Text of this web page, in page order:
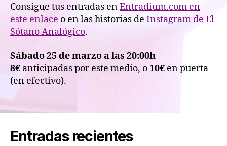
Consigue tus entradas enEntradium.com en
este enlace o en las historias de Instagram de El
Sótano Analógico.
Sábado 25 de marzo a las 20:00h
8€ anticipadas por este medio, o10€ en puerta
(en efectivo).
Entradas recientes